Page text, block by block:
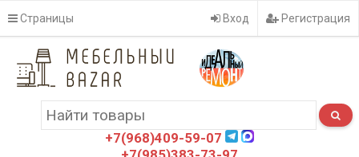
Страницы Вход Регистрация
+7(968)409-59-07